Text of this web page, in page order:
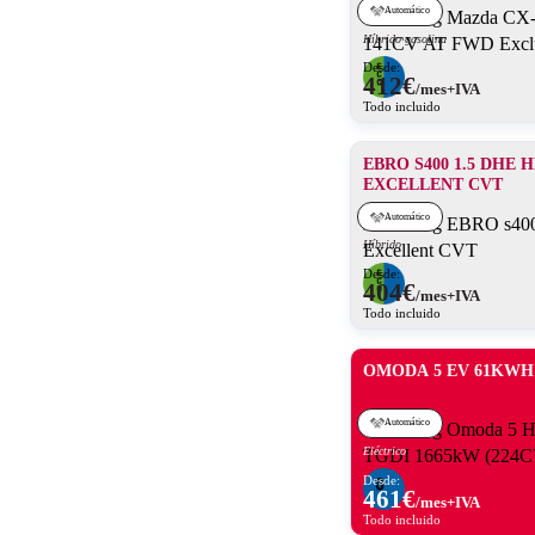
Automático
Híbrido gasolina
Desde:
412€/mes+IVA
Todo incluido
EBRO S400 1.5 DHE
EXCELLENT CVT
Automático
Híbrido
Desde:
404€/mes+IVA
Todo incluido
OMODA 5 EV
Automático
Eléctrico
Desde:
461€/mes+IVA
Todo incluido